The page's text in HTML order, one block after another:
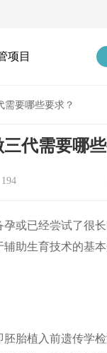
项目
需要哪些要求？
代需要哪
或已经尝试了很
助生育技术的基
胎植入前遗传学